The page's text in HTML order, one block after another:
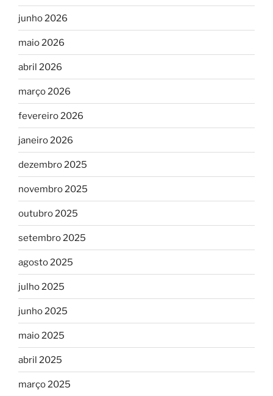
junho 2026
maio 2026
abril 2026
março 2026
fevereiro 2026
janeiro 2026
dezembro 2025
novembro 2025
outubro 2025
setembro 2025
agosto 2025
julho 2025
junho 2025
maio 2025
abril 2025
março 2025